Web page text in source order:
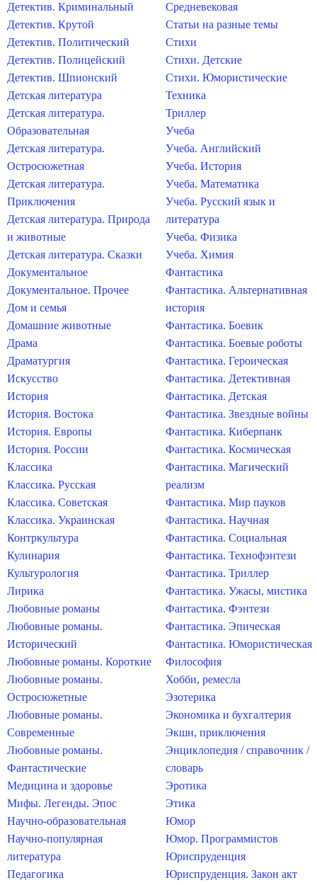
Детектив. Криминальный
Детектив. Крутой
Детектив. Политический
Детектив. Полицейский
Детектив. Шпионский
Детская литература
Детская литература.
Образовательная
Детская литература.
Остросюжетная
Детская литература.
Приключения
Детская литература. Природа
и животные
Детская литература. Сказки
Документальное
Документальное. Прочее
Дом и семья
Домашние животные
Драма
Драматургия
Искусство
История
История. Востока
История. Европы
История. России
Классика
Классика. Русская
Классика. Советская
Классика. Украинская
Контркультура
Кулинария
Культурология
Лирика
Любовные романы
Любовные романы.
Исторический
Любовные романы. Короткие
Любовные романы.
Остросюжетные
Любовные романы.
Современные
Любовные романы.
Фантастические
Медицина и здоровье
Мифы. Легенды. Эпос
Научно-образовательная
Научно-популярная
литература
Педагогика
Средневековая
Статьи на разные темы
Стихи
Стихи. Детские
Стихи. Юмористические
Техника
Триллер
Учеба
Учеба. Английский
Учеба. История
Учеба. Математика
Учеба. Русский язык и
литература
Учеба. Физика
Учеба. Химия
Фантастика
Фантастика. Альтернативная
история
Фантастика. Боевик
Фантастика. Боевые роботы
Фантастика. Героическая
Фантастика. Детективная
Фантастика. Детская
Фантастика. Звездные войны
Фантастика. Киберпанк
Фантастика. Космическая
Фантастика. Магический
реализм
Фантастика. Мир пауков
Фантастика. Научная
Фантастика. Социальная
Фантастика. Технофэнтези
Фантастика. Триллер
Фантастика. Ужасы, мистика
Фантастика. Фэнтези
Фантастика. Эпическая
Фантастика. Юмористическая
Философия
Хобби, ремесла
Эзотерика
Экономика и бухгалтерия
Экшн, приключения
Энциклопедия / справочник /
словарь
Эротика
Этика
Юмор
Юмор. Программистов
Юриспруденция
Юриспруденция. Закон акт